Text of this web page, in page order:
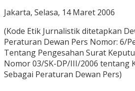
Jakarta, Selasa, 14 Maret 2006
(Kode Etik Jurnalistik ditetapkan
Peraturan Dewan Pers Nomor: 6/
Tentang Pengesahan Surat
Nomor 03/SK-DP/III/2006 tentang
Sebagai Peraturan Dewan Pers)